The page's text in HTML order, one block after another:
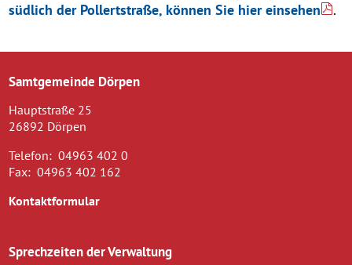
südlich der Pollertstraße, können Sie hier einsehen
.
Samtgemeinde Dörpen
Hauptstraße 25
26892 Dörpen
Telefon: 04963 402 0
Fax: 04963 402 162
Kontaktformular
Sprechzeiten der Verwaltung